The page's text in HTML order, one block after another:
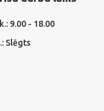
9.00 - 18.00
Slēgts